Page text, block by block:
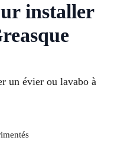
installer
un évier ou lavabo à